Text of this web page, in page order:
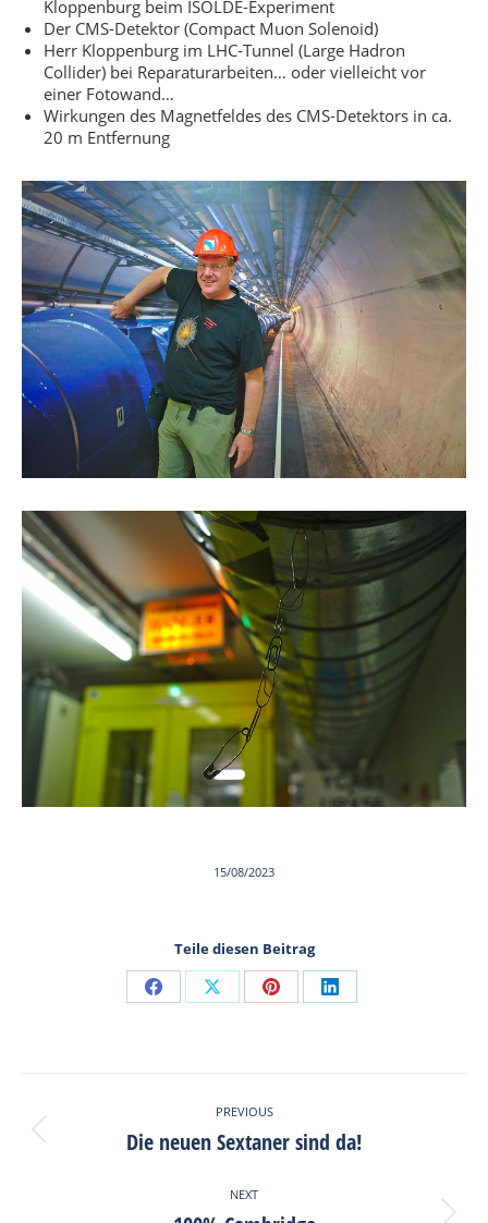
Kloppenburg beim ISOLDE-Experiment
Der CMS-Detektor (Compact Muon Solenoid)
Herr Kloppenburg im LHC-Tunnel (Large Hadron
Collider) bei Reparaturarbeiten… oder vielleicht vor
einer Fotowand…
Wirkungen des Magnetfeldes des CMS-Detektors in ca.
20 m Entfernung
15/08/2023
Teile diesen Beitrag
Share
Facebook
Share
X
Share
Pinterest
Share
LinkedIn
navigation
PREVIOUS
Previous
Die neuen Sextaner sind da!
NEXT